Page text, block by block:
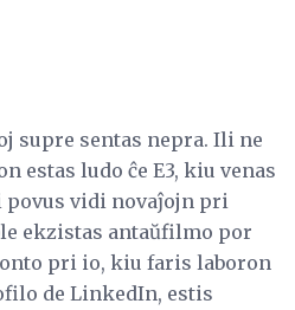
supre sentas nepra. Ili ne
estas ludo ĉe E3, kiu venas
povus vidi novaĵojn pri
ekzistas antaŭfilmo por
pri io, kiu faris laboron
de LinkedIn, estis